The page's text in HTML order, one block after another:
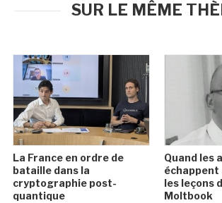
SUR LE MÊME
La France en ordre de
bataille dans la
cryptographie post-
quantique
Quand les
échappent
les leçons
Moltbook